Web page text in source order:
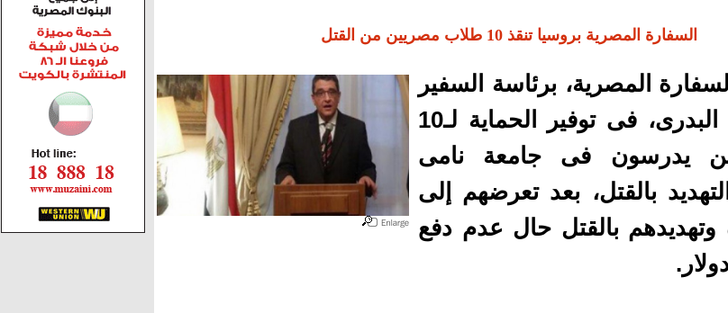
السفارة المصرية بروسيا تنقذ 10 طلاب مصريين من القتل
المصرية، برئاسة السفير
الدكتور محمد البدرى، فى توفير الحماية لـ10
يدرسون فى جامعة نامى
بالقتل، بعد تعرضهم إلى
وتهديدهم بالقتل حال عدم دفع